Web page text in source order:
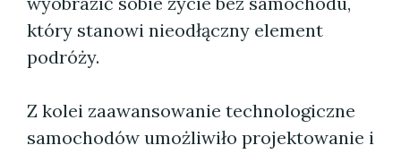
który stanowi nieodłączny element
podróży.
Z kolei zaawansowanie technologiczne
samochodów umożliwiło projektowanie i